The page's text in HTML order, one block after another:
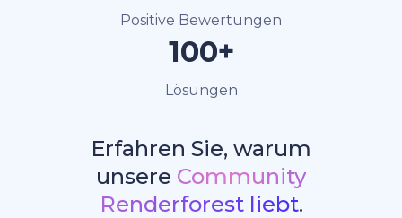
Positive Bewertungen
100+
Lösungen
Erfahren Sie, warum
unsere Community
Renderforest liebt.